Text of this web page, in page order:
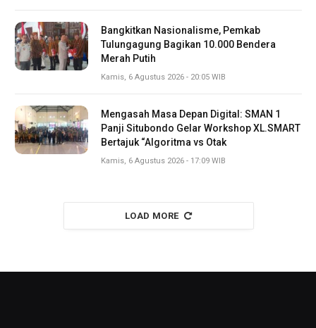
Bangkitkan Nasionalisme, Pemkab
Tulungagung Bagikan 10.000 Bendera
Merah Putih
Kamis, 6 Agustus 2026 - 20:05 WIB
Mengasah Masa Depan Digital: SMAN 1
Panji Situbondo Gelar Workshop XL.SMART
Bertajuk “Algoritma vs Otak
Kamis, 6 Agustus 2026 - 17:09 WIB
LOAD MORE